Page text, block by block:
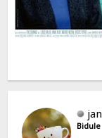
Bidule